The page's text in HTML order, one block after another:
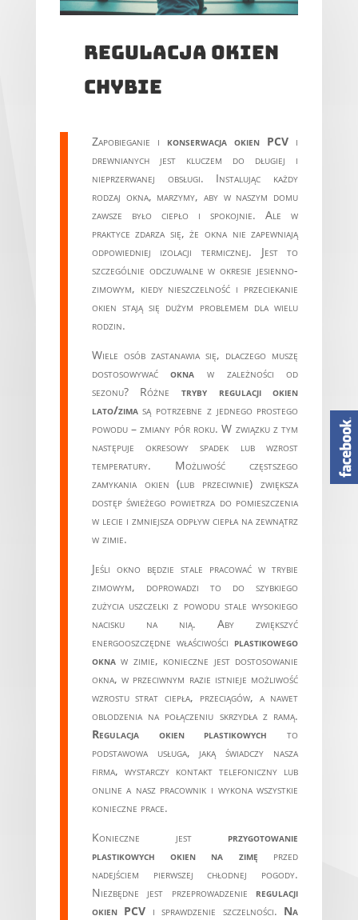
Regulacja okien
chybie
Zapobieganie i konserwacja okien PCV i
drewnianych jest kluczem do długiej i
nieprzerwanej obsługi. Instalując każdy
rodzaj okna, marzymy, aby w naszym domu
zawsze było ciepło i spokojnie. Ale w
praktyce zdarza się, że okna nie zapewniają
odpowiedniej izolacji termicznej. Jest to
szczególnie odczuwalne w okresie jesienno-
zimowym, kiedy nieszczelność i przeciekanie
okien stają się dużym problemem dla wielu
rodzin.
Wiele osób zastanawia się, dlaczego muszę
dostosowywaćokna w zależności od
sezonu? Różne tryby regulacji okien
lato/zimasą potrzebne z jednego prostego
powodu – zmiany pór roku. W związku z tym
następuje okresowy spadek lub wzrost
temperatury. Możliwość częstszego
zamykania okien (lub przeciwnie) zwiększa
dostęp świeżego powietrza do pomieszczenia
w lecie i zmniejsza odpływ ciepła na zewnątrz
w zimie.
Jeśli okno będzie stale pracować w trybie
zimowym, doprowadzi to do szybkiego
zużycia uszczelki z powodu stale wysokiego
nacisku na nią. Aby zwiększyć
energooszczędne właściwości plastikowego
oknaw zimie, konieczne jest dostosowanie
okna, w przeciwnym razie istnieje możliwość
wzrostu strat ciepła, przeciągów, a nawet
oblodzenia na połączeniu skrzydła z ramą.
Regulacja okien plastikowych to
podstawowa usługa, jaką świadczy nasza
firma, wystarczy kontakt telefoniczny lub
online a nasz pracownik i wykona wszystkie
konieczne prace.
Konieczne jest przygotowanie
plastikowych okien na zimę przed
nadejściem pierwszej chłodnej pogody.
Niezbędne jest przeprowadzenie regulacji
okien PCV i sprawdzenie szczelności. Na